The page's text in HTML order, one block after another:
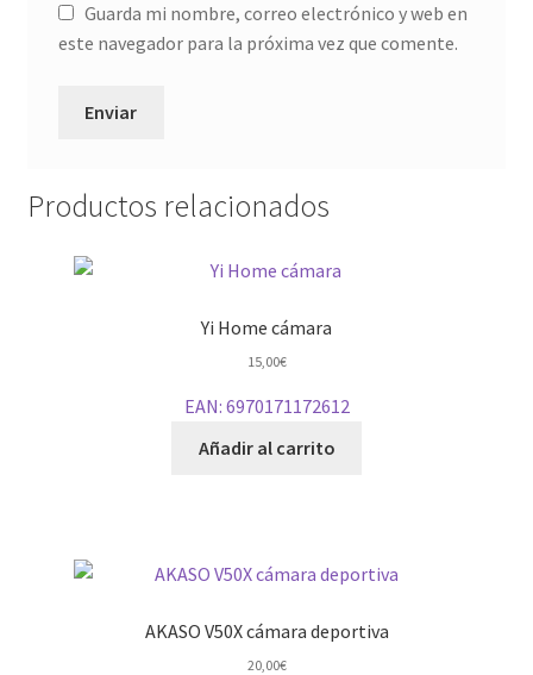
Guarda mi nombre, correo electrónico y web en
este navegador para la próxima vez que comente.
Productos relacionados
Yi Home cámara
15,00€
EAN: 6970171172612
Añadir al carrito
AKASO V50X cámara deportiva
20,00€